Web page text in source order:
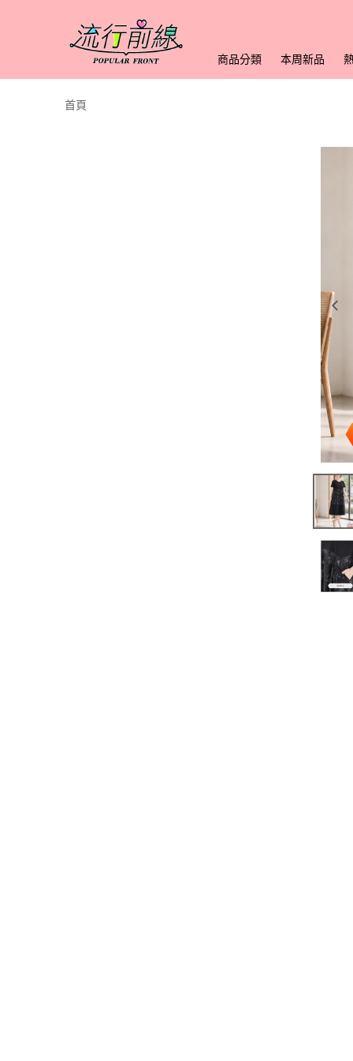
商品分類 本周新品
首頁